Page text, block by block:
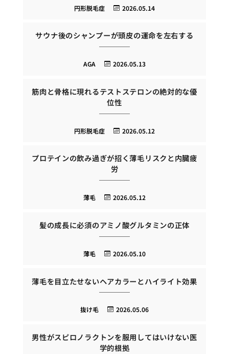
2026.05.14
円形脱毛症
サウナ後のシャンプーが頭皮の運命を左右する
2026.05.13
AGA
筋肉と骨格に現れるテストステロンの絶対的な優
位性
2026.05.12
円形脱毛症
プロテインの飲み過ぎが招く薄毛リスクと内臓疲
労
2026.05.12
薄毛
髪の成長に必須のアミノ酸グルタミンの正体
2026.05.10
薄毛
薄毛を目立たせないヘアカラーとハイライト効果
2026.05.06
抜け毛
男性がスピロノラクトンを服用してはいけない医
学的根拠